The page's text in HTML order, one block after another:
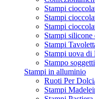
Stampi
Stampi
Stampi
Stampi silicone
Stampi
Stampi uova di
Stampo
Stampi in alluminio
Ruoti Per
Stampi